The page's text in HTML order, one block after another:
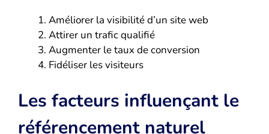
Améliorer la visibilité d’un site web
Attirer un trafic qualifié
Augmenter le taux de conversion
Fidéliser les visiteurs
Les facteurs influençant le
référencement naturel